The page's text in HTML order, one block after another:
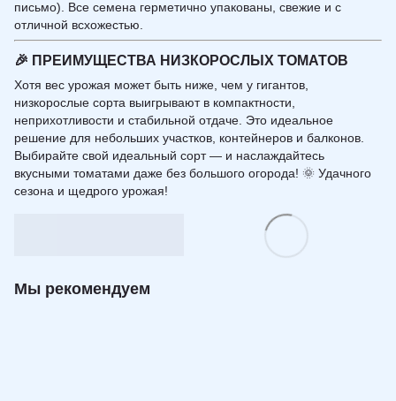
письмо). Все семена герметично упакованы, свежие и с
отличной всхожестью.
🎉 ПРЕИМУЩЕСТВА НИЗКОРОСЛЫХ ТОМАТОВ
Хотя вес урожая может быть ниже, чем у гигантов,
низкорослые сорта выигрывают в компактности,
неприхотливости и стабильной отдаче. Это идеальное
решение для небольших участков, контейнеров и балконов.
Выбирайте свой идеальный сорт — и наслаждайтесь
вкусными томатами даже без большого огорода! 🌞 Удачного
сезона и щедрого урожая!
Мы рекомендуем